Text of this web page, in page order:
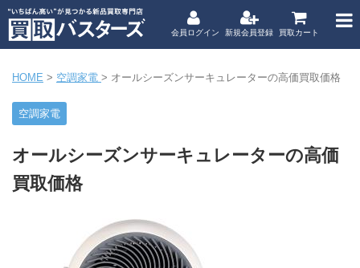
会員ログイン 新規会員登録 買取カート
HOME > 空調家電 > オールシーズンサーキュレーターの高価買取価格
空調家電
オールシーズンサーキュレーターの高価
買取価格